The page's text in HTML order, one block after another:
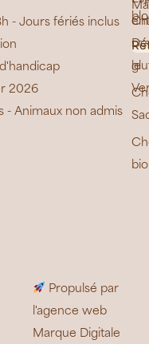
- Jours fériés inclus
2026
- Animaux non admis
bio
le
Propulsé par
l'agence web
Marque Digitale